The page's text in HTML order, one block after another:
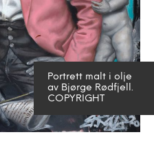
Portrett malt i olje
av Bjørge Rødfjell.
COPYRIGHT